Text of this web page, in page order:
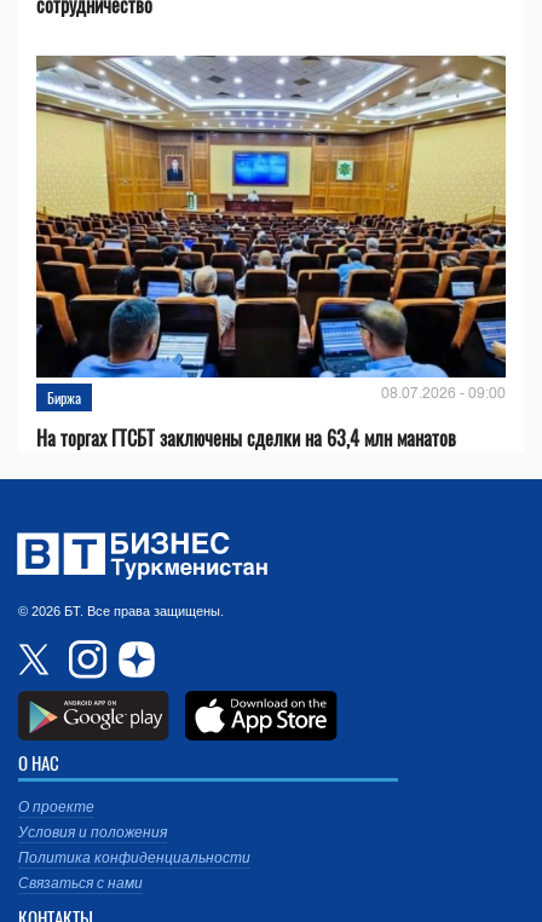
Биржа 08.07.2026 - 09:00
На торгах ГТСБТ заключены сделки на 63,4 млн манатов
© 2026 БТ. Все права защищены.
О НАС
О проекте
Условия и положения
Политика конфиденциальности
Связаться с нами
КОНТАКТЫ